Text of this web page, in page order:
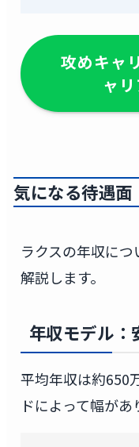
攻めキャ
ャ
気になる待遇
ラクスの年収に
解説します。
年収モデル：
平均年収は約650
ドによって幅があ